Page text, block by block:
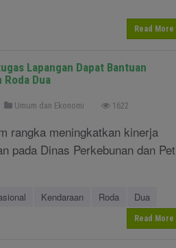
Read More
Lapangan Dapat Bantuan
Roda Dua
Umum dan Ekonomi 1622
rangka meningkatkan kinerja
pada Dinas Perkebunan dan Pet
Kendaraan Roda Dua
Read More